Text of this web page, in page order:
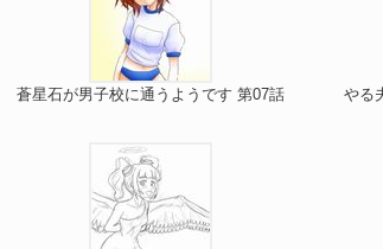
蒼星石が男子校に通うようです 第07話 やる